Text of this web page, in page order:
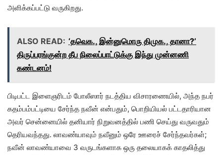
அளிக்கப்பட்டு வருகிறது.
ALSO READ: ‘தவெக., இன்னுமொரு திமுக., தானா?’
திருப்பரங்குன்ற தீப நிலைப்பாட்டுக்கு இந்து முன்னணி
கண்டனம்!
பிடிபட்ட இளைஞரிடம் போலீஸார் நடத்திய விசாரணையில், அந்த நபர்
கதம்பம்பட்டியை சேர்ந்த நவீன் என்பதும், பொறியியல் பட்டதாரியான
அவர் சென்னையில் தனியார் நிறுவனத்தில் பணி செய்து வருவதும்
தெரியவந்தது. லாவண்யாவும் நவீனும் ஒரே ஊரைச் சேர்ந்தவர்கள்;
நவீன் லாவண்யாவை 3 வருடங்களாக ஒரு தலையாகக் காதலித்து